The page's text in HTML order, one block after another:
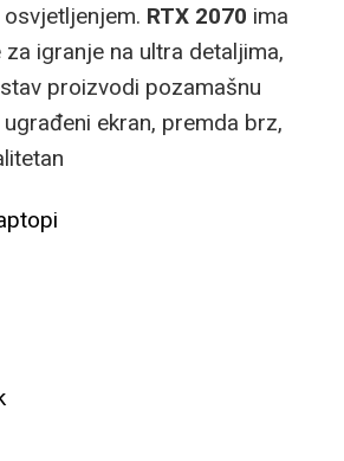
osvjetljenjem. RTX 2070 ima
igranje na ultra detaljima,
proizvodi pozamašnu
ekran, premda brz,